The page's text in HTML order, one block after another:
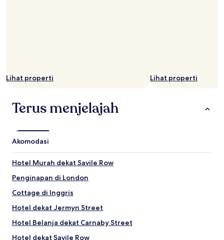
Lihat properti Lihat properti
Terus menjelajah
Akomodasi
Hotel Murah dekat Savile Row
Penginapan di London
Cottage di Inggris
Hotel dekat Jermyn Street
Hotel Belanja dekat Carnaby Street
Hotel dekat Savile Row